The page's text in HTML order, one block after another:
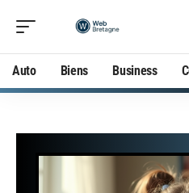
Auto Biens Business